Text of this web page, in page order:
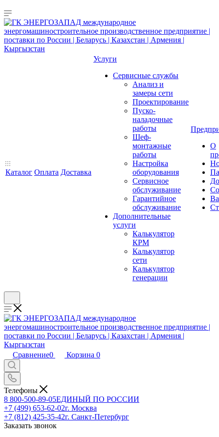
Каталог Оплата Доставка
Услуги
Сервисные службы
Анализ и
замеры сети
Проектирование
Пуско-
наладочные
работы
Шеф-
монтажные
работы
Настройка
оборудования
Сервисное
обслуживание
Гарантийное
обслуживание
Дополнительные
услуги
Калькулятор
КРМ
Калькулятор
сети
Калькулятор
генерации
О
Сравнение0 Корзина 0
Телефоны
8 800-500-89-05ЕДИНЫЙ ПО РОССИИ
+7 (499) 653-62-02г. Москва
+7 (812) 425-35-42г. Санкт-Петербург
Заказать звонок